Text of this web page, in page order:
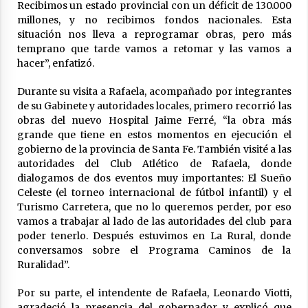
04/08/2026
La Municipalidad de San Guillermo realizó una
nueva entrega del Fondo de Asistencia
Educativa por $26 millones
Recibimos un estado provincial con un déficit de 130.000
millones, y no recibimos fondos nacionales. Esta
situación nos lleva a reprogramar obras, pero más
temprano que tarde vamos a retomar y las vamos a
hacer”, enfatizó.
Durante su visita a Rafaela, acompañado por integrantes
de su Gabinete y autoridades locales, primero recorrió las
obras del nuevo Hospital Jaime Ferré, “la obra más
grande que tiene en estos momentos en ejecución el
gobierno de la provincia de Santa Fe. También visité a las
autoridades del Club Atlético de Rafaela, donde
dialogamos de dos eventos muy importantes: El Sueño
Celeste (el torneo internacional de fútbol infantil) y el
Turismo Carretera, que no lo queremos perder, por eso
vamos a trabajar al lado de las autoridades del club para
poder tenerlo. Después estuvimos en La Rural, donde
conversamos sobre el Programa Caminos de la
Ruralidad”.
Por su parte, el intendente de Rafaela, Leonardo Viotti,